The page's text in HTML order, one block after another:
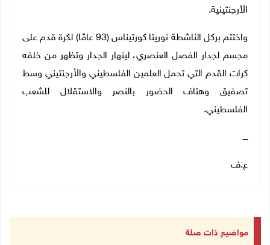
الأرجنتينية.
واختتم بركل الناشطة نوريتا كورتيناس (93 عامًا) لكرة قدم على
مجسم لجدار الفصل العنصري، لينهار الجدار وتظهر من خلفه
كرات القدم التي تحمل العلمين الفلسطيني والأرجنتيني وسط
تصفيق وهتاف الحضور بالنصر والاستقلال للشعب
الفلسطيني.
ــــ
ع.ف
مواضيع ذات صلة